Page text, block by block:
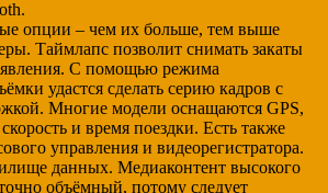
опции – чем их больше, тем выше
Таймлапс позволит снимать закаты
С помощью режима
удастся сделать серию кадров с
Многие модели оснащаются GPS,
и время поездки. Есть также
управления и видеорегистратора.
данных. Медиаконтент высокого
объёмный, потому следует